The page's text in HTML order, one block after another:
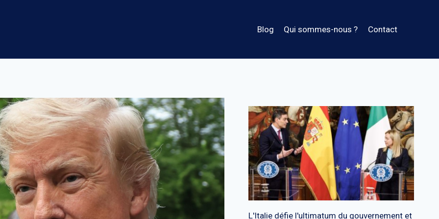
Blog Qui sommes-nous ? Contact
L'Italie défie l'ultimatum du gouvernement et